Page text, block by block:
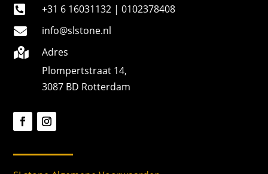

+31 6 16031132 | 0102378408

info@slstone.nl

Adres
Plompertstraat 14,
3087 BD Rotterdam